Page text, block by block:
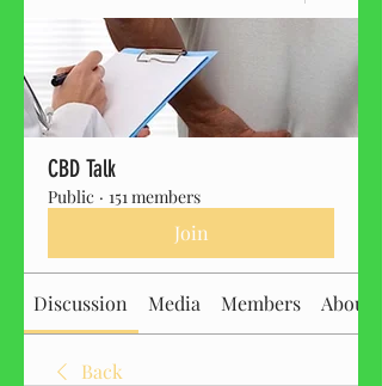
CBD Talk
Public · 151 members
Join
Discussion Media Members About
Back